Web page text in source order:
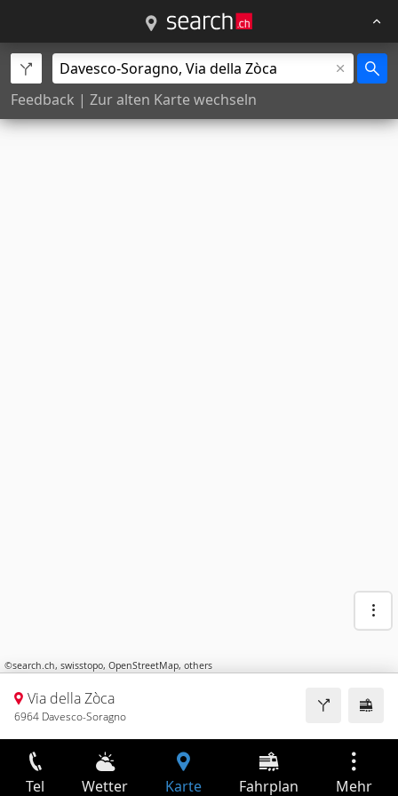
Feedback | Zur alten Karte wechseln
©search.ch, swisstopo, OpenStreetMap, others
Via della Zòca
6964 Davesco-Soragno
Tel Wetter Karte Fahrplan Mehr